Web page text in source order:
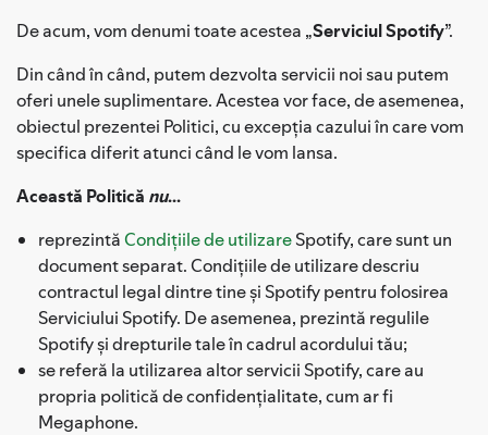
De acum, vom denumi toate acestea „Serviciul Spotify”.
Din când în când, putem dezvolta servicii noi sau putem
oferi unele suplimentare. Acestea vor face, de asemenea,
obiectul prezentei Politici, cu excepția cazului în care vom
specifica diferit atunci când le vom lansa.
Această Politică nu...
reprezintăCondițiile de utilizareSpotify, care sunt un
document separat. Condițiile de utilizare descriu
contractul legal dintre tine și Spotify pentru folosirea
Serviciului Spotify. De asemenea, prezintă regulile
Spotify și drepturile tale în cadrul acordului tău;
se referă la utilizarea altor servicii Spotify, care au
propria politică de confidențialitate, cum ar fi
Megaphone.